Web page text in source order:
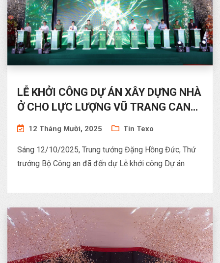
LỄ KHỞI CÔNG DỰ ÁN XÂY DỰNG NHÀ
Ở CHO LỰC LƯỢNG VŨ TRANG CAND
TẠI PHƯỜNG THANH LIỆT, TP HÀ NỘI
12 Tháng Mười, 2025 Tin Texo
Sáng 12/10/2025, Trung tướng Đặng Hồng Đức, Thứ
trưởng Bộ Công an đã đến dự Lễ khởi công Dự án